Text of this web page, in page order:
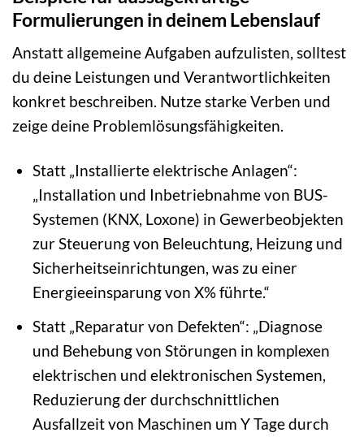
Formulierungen in deinem Lebenslauf
Anstatt allgemeine Aufgaben aufzulisten, solltest
du deine Leistungen und Verantwortlichkeiten
konkret beschreiben. Nutze starke Verben und
zeige deine Problemlösungsfähigkeiten.
Statt „Installierte elektrische Anlagen“:
„Installation und Inbetriebnahme von BUS-
Systemen (KNX, Loxone) in Gewerbeobjekten
zur Steuerung von Beleuchtung, Heizung und
Sicherheitseinrichtungen, was zu einer
Energieeinsparung von X% führte.“
Statt „Reparatur von Defekten“: „Diagnose
und Behebung von Störungen in komplexen
elektrischen und elektronischen Systemen,
Reduzierung der durchschnittlichen
Ausfallzeit von Maschinen um Y Tage durch